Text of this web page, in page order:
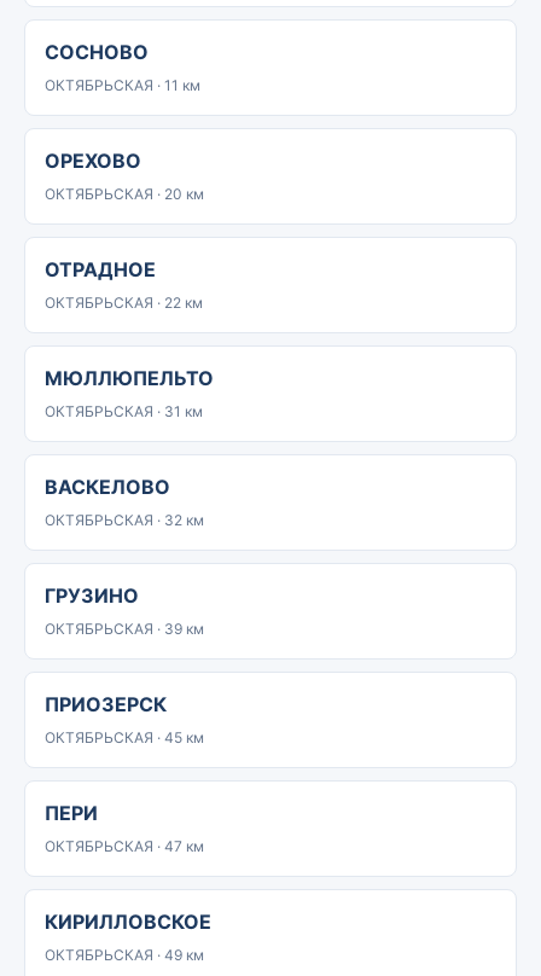
СОСНОВО
ОКТЯБРЬСКАЯ · 11 км
ОРЕХОВО
ОКТЯБРЬСКАЯ · 20 км
ОТРАДНОЕ
ОКТЯБРЬСКАЯ · 22 км
МЮЛЛЮПЕЛЬТО
ОКТЯБРЬСКАЯ · 31 км
ВАСКЕЛОВО
ОКТЯБРЬСКАЯ · 32 км
ГРУЗИНО
ОКТЯБРЬСКАЯ · 39 км
ПРИОЗЕРСК
ОКТЯБРЬСКАЯ · 45 км
ПЕРИ
ОКТЯБРЬСКАЯ · 47 км
КИРИЛЛОВСКОЕ
ОКТЯБРЬСКАЯ · 49 км